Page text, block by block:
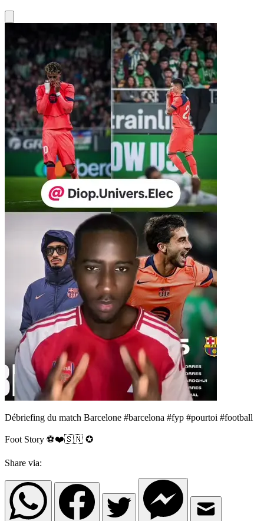
Débriefing du match Barcelone #barcelona #fyp #pourtoi #football
Foot Story ⚽️❤️🇸🇳 ✪
Share via: